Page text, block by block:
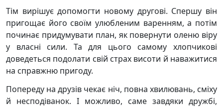
Тім вирішує допомогти новому другові. Спершу він
пригощає його своїм улюбленим варенням, а потім
починає придумувати план, як повернути оленю віру
у власні сили. Та для цього самому хлопчикові
доведеться подолати свій страх висоти й наважитися
на справжню пригоду.
Попереду на друзів чекає ніч, повна хвилювань, сміху
й несподіванок. І можливо, саме завдяки дружбі,